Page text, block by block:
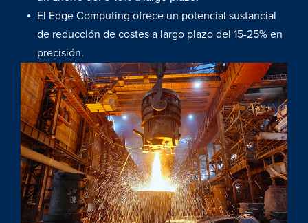
El Edge Computing ofrece un potencial sustancial
de reducción de costes a largo plazo del 15-25% en
precisión.